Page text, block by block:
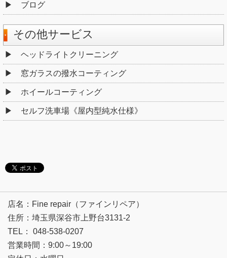
ブログ
その他サービス
ヘッドライトクリーニング
窓ガラスの撥水コーティング
ホイールコーティング
セルフ洗車場《屋内型純水仕様》
店名：Fine repair（ファインリペア）
住所：埼玉県深谷市上野台3131-2
TEL： 048-538-0207
営業時間：9:00～19:00